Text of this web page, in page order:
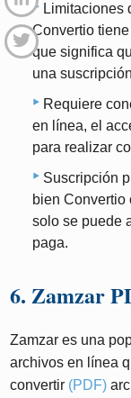
Limitaciones
Convertio
que significa
una
Requiere
en línea, el
para realizar
Suscripción
bien Convertio
solo se puede
paga.
6. Zamzar
Zamzar es una
archivos en línea
convertir (PDF)